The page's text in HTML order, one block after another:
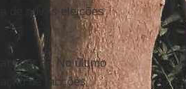
de novas eleições
por aí. No último
de facções